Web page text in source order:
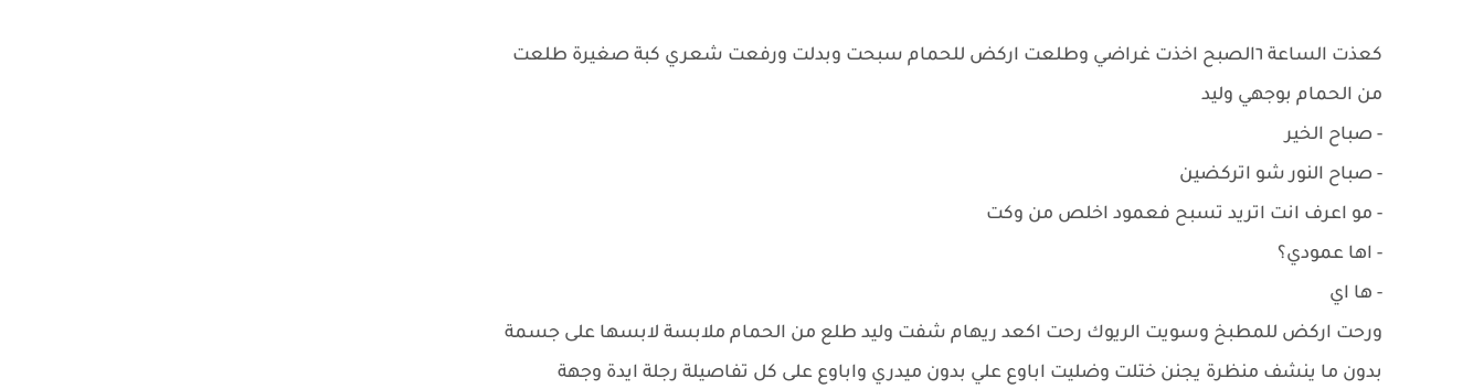
كعذت الساعة ٦الصبح اخذت غراضي وطلعت اركض للحمام سبحت وبدلت ورفعت شعري كبة صغيرة طلعت
من الحمام بوجهي وليد
- صباح الخير
- صباح النور شو اتركضين
- مو اعرف انت اتريد تسبح فعمود اخلص من وكت
- اها عمودي؟
- ها اي
ورحت اركض للمطبخ وسويت الريوك رحت اكعد ريهام شفت وليد طلع من الحمام ملابسة لابسها على جسمة
بدون ما ينشف منظرة يجنن ختلت وضليت اباوع علي بدون ميدري واباوع على كل تفاصيلة رجلة ايدة وجهة